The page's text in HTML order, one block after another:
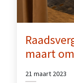
maart
21 maart 2023